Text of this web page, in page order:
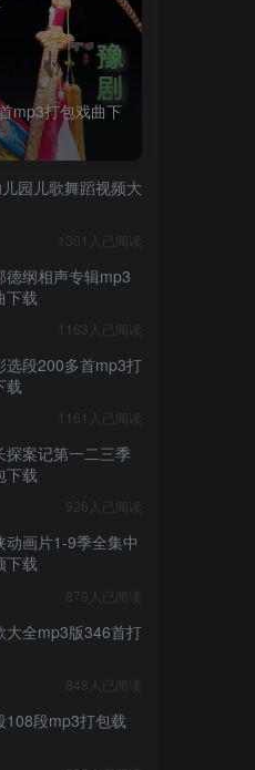
mp3打包戏曲下
园儿歌舞蹈视频大
1301人已阅读
德纲相声专辑mp3
下载
1163人已阅读
选段200多首mp3打
载
1161人已阅读
探案记第一二三季
下载
926人已阅读
动画片1-9季全集中
下载
879人已阅读
大全mp3版346首打
848人已阅读
108段mp3打包载